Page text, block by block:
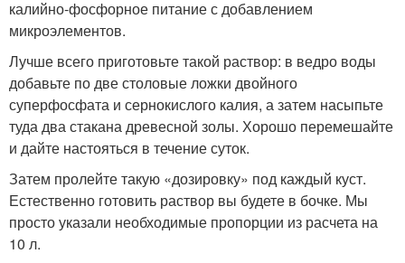
калийно-фосфорное питание с добавлением
микроэлементов.
Лучше всего приготовьте такой раствор: в ведро воды
добавьте по две столовые ложки двойного
суперфосфата и сернокислого калия, а затем насыпьте
туда два стакана древесной золы. Хорошо перемешайте
и дайте настояться в течение суток.
Затем пролейте такую «дозировку» под каждый куст.
Естественно готовить раствор вы будете в бочке. Мы
просто указали необходимые пропорции из расчета на
10 л.